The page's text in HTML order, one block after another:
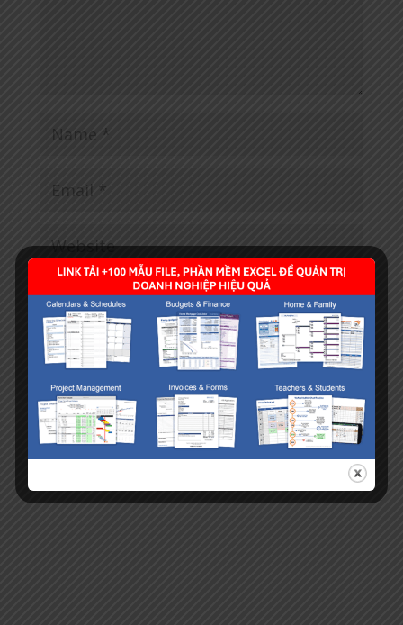
Save my name, email, and website in this browser
for the next time I comment.
× = twenty